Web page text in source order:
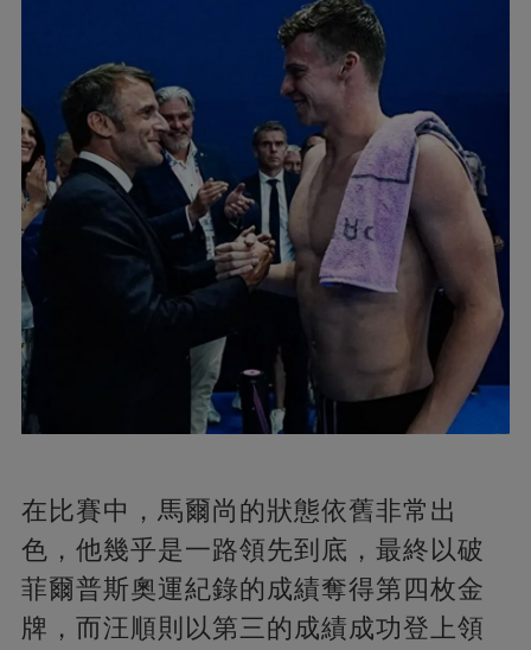
在比賽中，馬爾尚的狀態依舊非常出
色，他幾乎是一路領先到底，最終以破
菲爾普斯奧運紀錄的成績奪得第四枚金
牌，而汪順則以第三的成績成功登上領